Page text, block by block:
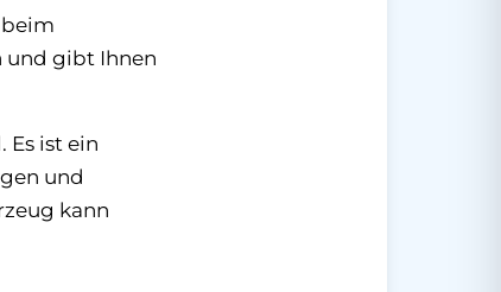
und gibt Ihnen
Es ist ein
und
kann